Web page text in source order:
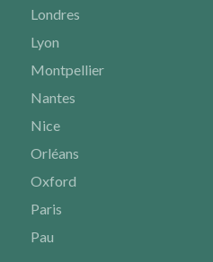
Londres
Lyon
Montpellier
Nantes
Nice
Orléans
Oxford
Paris
Pau